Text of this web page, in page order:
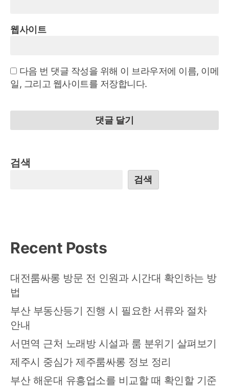
웹사이트
다음 번 댓글 작성을 위해 이 브라우저에 이름, 이메
일, 그리고 웹사이트를 저장합니다.
검색
검색
Recent Posts
대전룸싸롱 방문 전 인원과 시간대 확인하는 방
법
부산 부동산등기 진행 시 필요한 서류와 절차
안내
서면역 근처 노래방 시설과 룸 분위기 살펴보기
제주시 중심가 제주룸싸롱 정보 정리
부산 해운대 유흥업소를 비교할 때 확인할 기준